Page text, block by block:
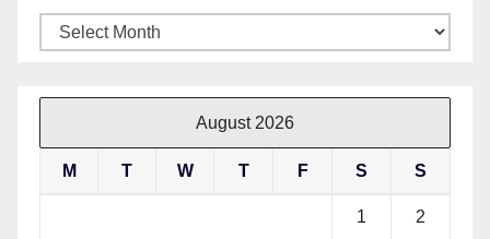
Archives
August 2026
M T W T F S S
1 2